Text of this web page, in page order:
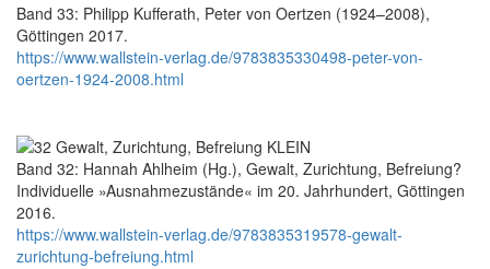
Band 33: Philipp Kufferath, Peter von Oertzen (1924–2008),
Göttingen 2017.
https://www.wallstein-verlag.de/9783835330498-peter-von-
oertzen-1924-2008.html
Band 32: Hannah Ahlheim (Hg.), Gewalt, Zurichtung, Befreiung?
Individuelle »Ausnahmezustände« im 20. Jahrhundert, Göttingen
2016.
https://www.wallstein-verlag.de/9783835319578-gewalt-
zurichtung-befreiung.html